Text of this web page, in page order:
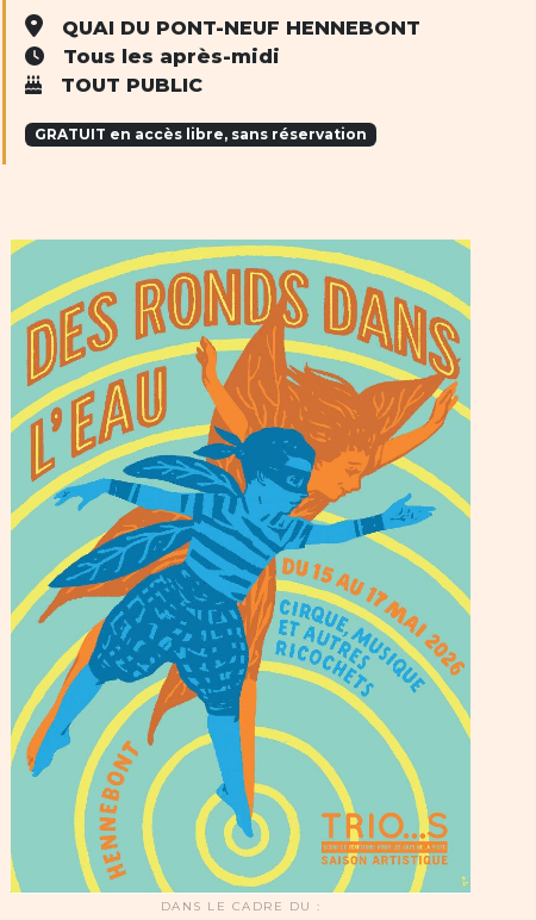
QUAI DU PONT-NEUF HENNEBONT
Tous les après-midi
TOUT PUBLIC
GRATUIT en accès libre, sans réservation
DANS LE CADRE DU :